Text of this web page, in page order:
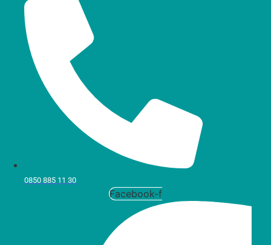
0850 885 11 30
Facebook-f